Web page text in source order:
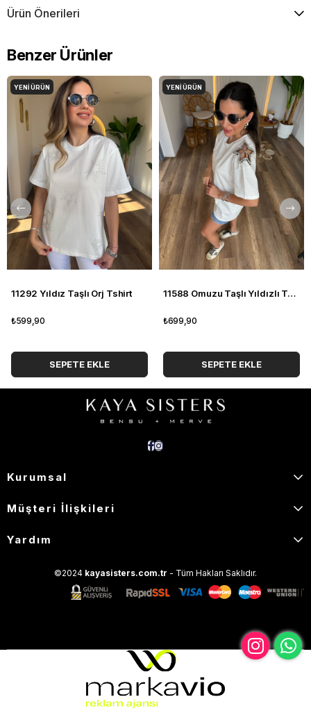
Ürün Önerileri
Benzer Ürünler
11292 Yıldız Taşlı Orj Tshirt
₺599,90
SEPETE EKLE
YENI ÜRÜN
11588 Omuzu Taşlı Yıldızlı Tshirt
₺699,90
SEPETE EKLE
YENI ÜRÜN
Kurumsal
Müşteri İlişkileri
Yardım
©2024 kayasisters.com.tr - Tüm Hakları Saklıdır.